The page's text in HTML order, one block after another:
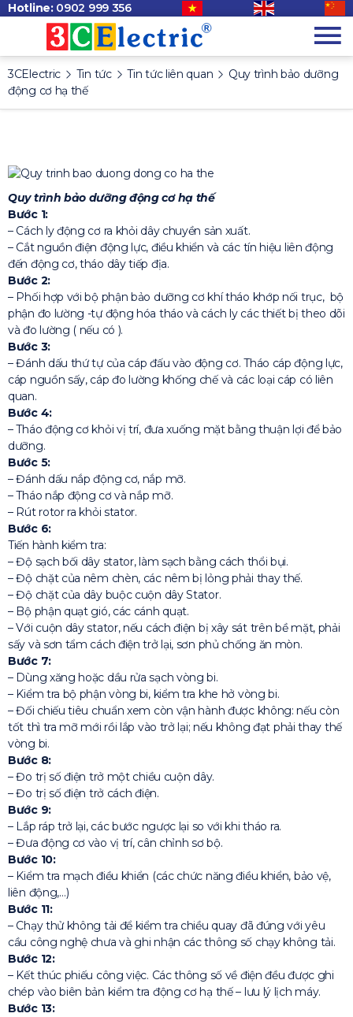
Hotline: 0902 999 356
3CElectric Tin tức Tin tức liên quan
Quy trình bảo dưỡng
động cơ hạ thế
Quy trình bảo dưỡng động cơ hạ thế
Bước 1:
– Cách ly động cơ ra khỏi dây chuyền sản xuất.
– Cắt nguồn điện động lực, điều khiển và các tín hiệu liên động
đến động cơ, tháo dây tiếp địa.
Bước 2:
– Phối hợp với bộ phận bảo dưỡng cơ khí tháo khớp nối trục, bộ
phận đo lường -tự động hóa tháo và cách ly các thiết bị theo dõi
và đo lường ( nếu có ).
Bước 3:
– Đánh dấu thứ tự của cáp đấu vào động cơ. Tháo cáp động lực,
cáp nguồn sấy, cáp đo lường khống chế và các loại cáp có liên
quan.
Bước 4:
– Tháo động cơ khỏi vị trí, đưa xuống mặt bằng thuận lợi để bảo
dưỡng.
Bước 5:
– Đánh dấu nắp động cơ, nắp mỡ.
– Tháo nắp động cơ và nắp mỡ.
– Rút rotor ra khỏi stator.
Bước 6:
Tiến hành kiểm tra:
– Độ sạch bối dây stator, làm sạch bằng cách thổi bụi.
– Độ chặt của nêm chèn, các nêm bị lỏng phải thay thế.
– Độ chặt của dây buộc cuộn dây Stator.
– Bộ phận quạt gió, các cánh quạt.
– Với cuộn dây stator, nếu cách điện bị xây sát trên bề mặt, phải
sấy và sơn tẩm cách điện trở lại, sơn phủ chống ăn mòn.
Bước 7:
– Dùng xăng hoặc dầu rửa sạch vòng bi.
– Kiểm tra bộ phận vòng bi, kiểm tra khe hở vòng bi.
– Đối chiếu tiêu chuẩn xem còn vận hành được không: nếu còn
tốt thì tra mỡ mới rồi lắp vào trở lại; nếu không đạt phải thay thế
vòng bi.
Bước 8:
– Đo trị số điện trở một chiều cuộn dây.
– Đo trị số điện trở cách điện.
Bước 9:
– Lắp ráp trở lại, các bước ngược lại so với khi tháo ra.
– Đưa động cơ vào vị trí, cân chỉnh sơ bộ.
Bước 10:
– Kiểm tra mạch điều khiển (các chức năng điều khiển, bảo vệ,
liên động,…)
Bước 11:
– Chạy thử không tải để kiểm tra chiều quay đã đúng với yêu
cầu công nghệ chưa và ghi nhận các thông số chạy không tải.
Bước 12:
– Kết thúc phiếu công việc. Các thông số về điện đều được ghi
chép vào biên bản kiểm tra động cơ hạ thế – lưu lý lịch máy.
Bước 13: